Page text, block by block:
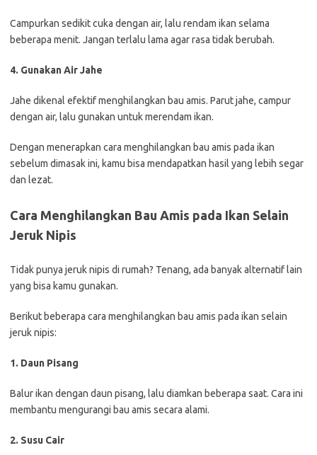
Campurkan sedikit cuka dengan air, lalu rendam ikan selama
beberapa menit. Jangan terlalu lama agar rasa tidak berubah.
4. Gunakan Air Jahe
Jahe dikenal efektif menghilangkan bau amis. Parut jahe, campur
dengan air, lalu gunakan untuk merendam ikan.
Dengan menerapkan cara menghilangkan bau amis pada ikan
sebelum dimasak ini, kamu bisa mendapatkan hasil yang lebih segar
dan lezat.
Cara Menghilangkan Bau Amis pada Ikan Selain
Jeruk Nipis
Tidak punya jeruk nipis di rumah? Tenang, ada banyak alternatif lain
yang bisa kamu gunakan.
Berikut beberapa cara menghilangkan bau amis pada ikan selain
jeruk nipis:
1. Daun Pisang
Balur ikan dengan daun pisang, lalu diamkan beberapa saat. Cara ini
membantu mengurangi bau amis secara alami.
2. Susu Cair